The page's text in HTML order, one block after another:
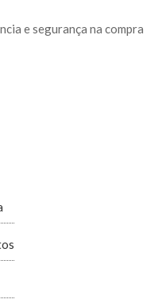
e segurança na compra